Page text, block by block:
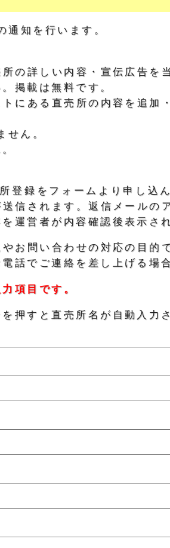
通知を行います。
の詳しい内容・宣伝広告を
掲載は無料です。
にある直売所の内容を追加
せん。
登録をフォームより申し込
信されます。返信メールの
運営者が内容確認後表示さ
お問い合わせの対応の目的
話でご連絡を差し上げる場
項目です。
押すと直売所名が自動入力